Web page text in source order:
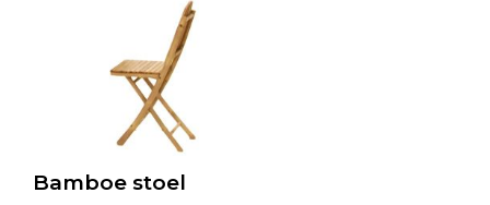
Bamboe stoel